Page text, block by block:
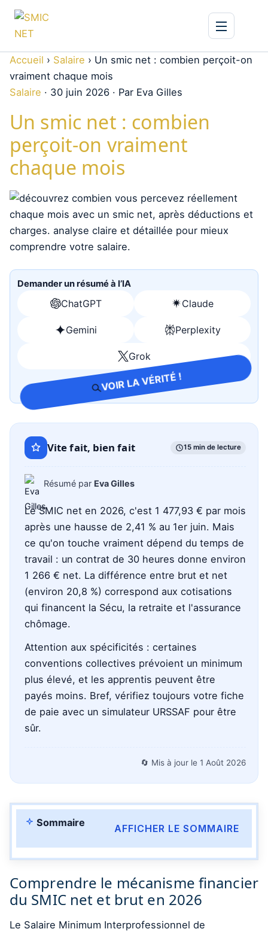
Accueil › Salaire › Un smic net : combien perçoit-on
vraiment chaque mois
Salaire · 30 juin 2026 · Par Eva Gilles
Un smic net : combien
perçoit-on vraiment
chaque mois
Demander un résumé à l’IA
ChatGPT
Ouvrir
avec
Claude
Ouvrir
avec
Claude
Gemini
Ouvrir
Perplexity
Ouvrir
Perplexity
Grok
Ouvrir
avec
Grok
VOIR LA VÉRITÉ !
Vite fait, bien fait 15 min de lecture
Résumé par Eva Gilles
Le SMIC net en 2026, c'est 1 477,93 € par mois
après une hausse de 2,41 % au 1er juin. Mais
ce qu'on touche vraiment dépend du temps de
travail : un contrat de 30 heures donne environ
1 266 € net. La différence entre brut et net
(environ 20,8 %) correspond aux cotisations
qui financent la Sécu, la retraite et l'assurance
chômage.
Attention aux spécificités : certaines
conventions collectives prévoient un minimum
plus élevé, et les apprentis peuvent être
payés moins. Bref, vérifiez toujours votre fiche
de paie avec un simulateur URSSAF pour être
sûr.
🔄 Mis à jour le 1 Août 2026
Sommaire AFFICHER LE SOMMAIRE
Comprendre le mécanisme financier
du SMIC net et brut en 2026
Le Salaire Minimum Interprofessionnel de